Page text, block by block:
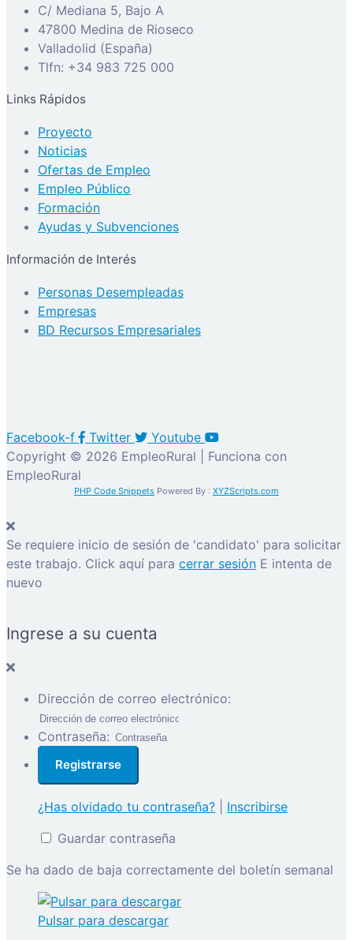
C/ Mediana 5, Bajo A
47800 Medina de Rioseco
Valladolid (España)
Tlfn: +34 983 725 000
Links Rápidos
Proyecto
Noticias
Ofertas de Empleo
Empleo Público
Formación
Ayudas y Subvenciones
Información de Interés
Personas Desempleadas
Empresas
BD Recursos Empresariales
Facebook-f Twitter
Youtube
Copyright © 2026 EmpleoRural | Funciona con
EmpleoRural
PHP Code Snippets Powered By : XYZScripts.com
Se requiere inicio de sesión de 'candidato' para solicitar
este trabajo. Click aquí para cerrar sesión E intenta de
nuevo
Ingrese a su cuenta
Dirección de correo electrónico:
Contraseña:
¿Has olvidado tu contraseña?
Inscribirse
Guardar contraseña
Se ha dado de baja correctamente del boletín semanal
Pulsar para descargar